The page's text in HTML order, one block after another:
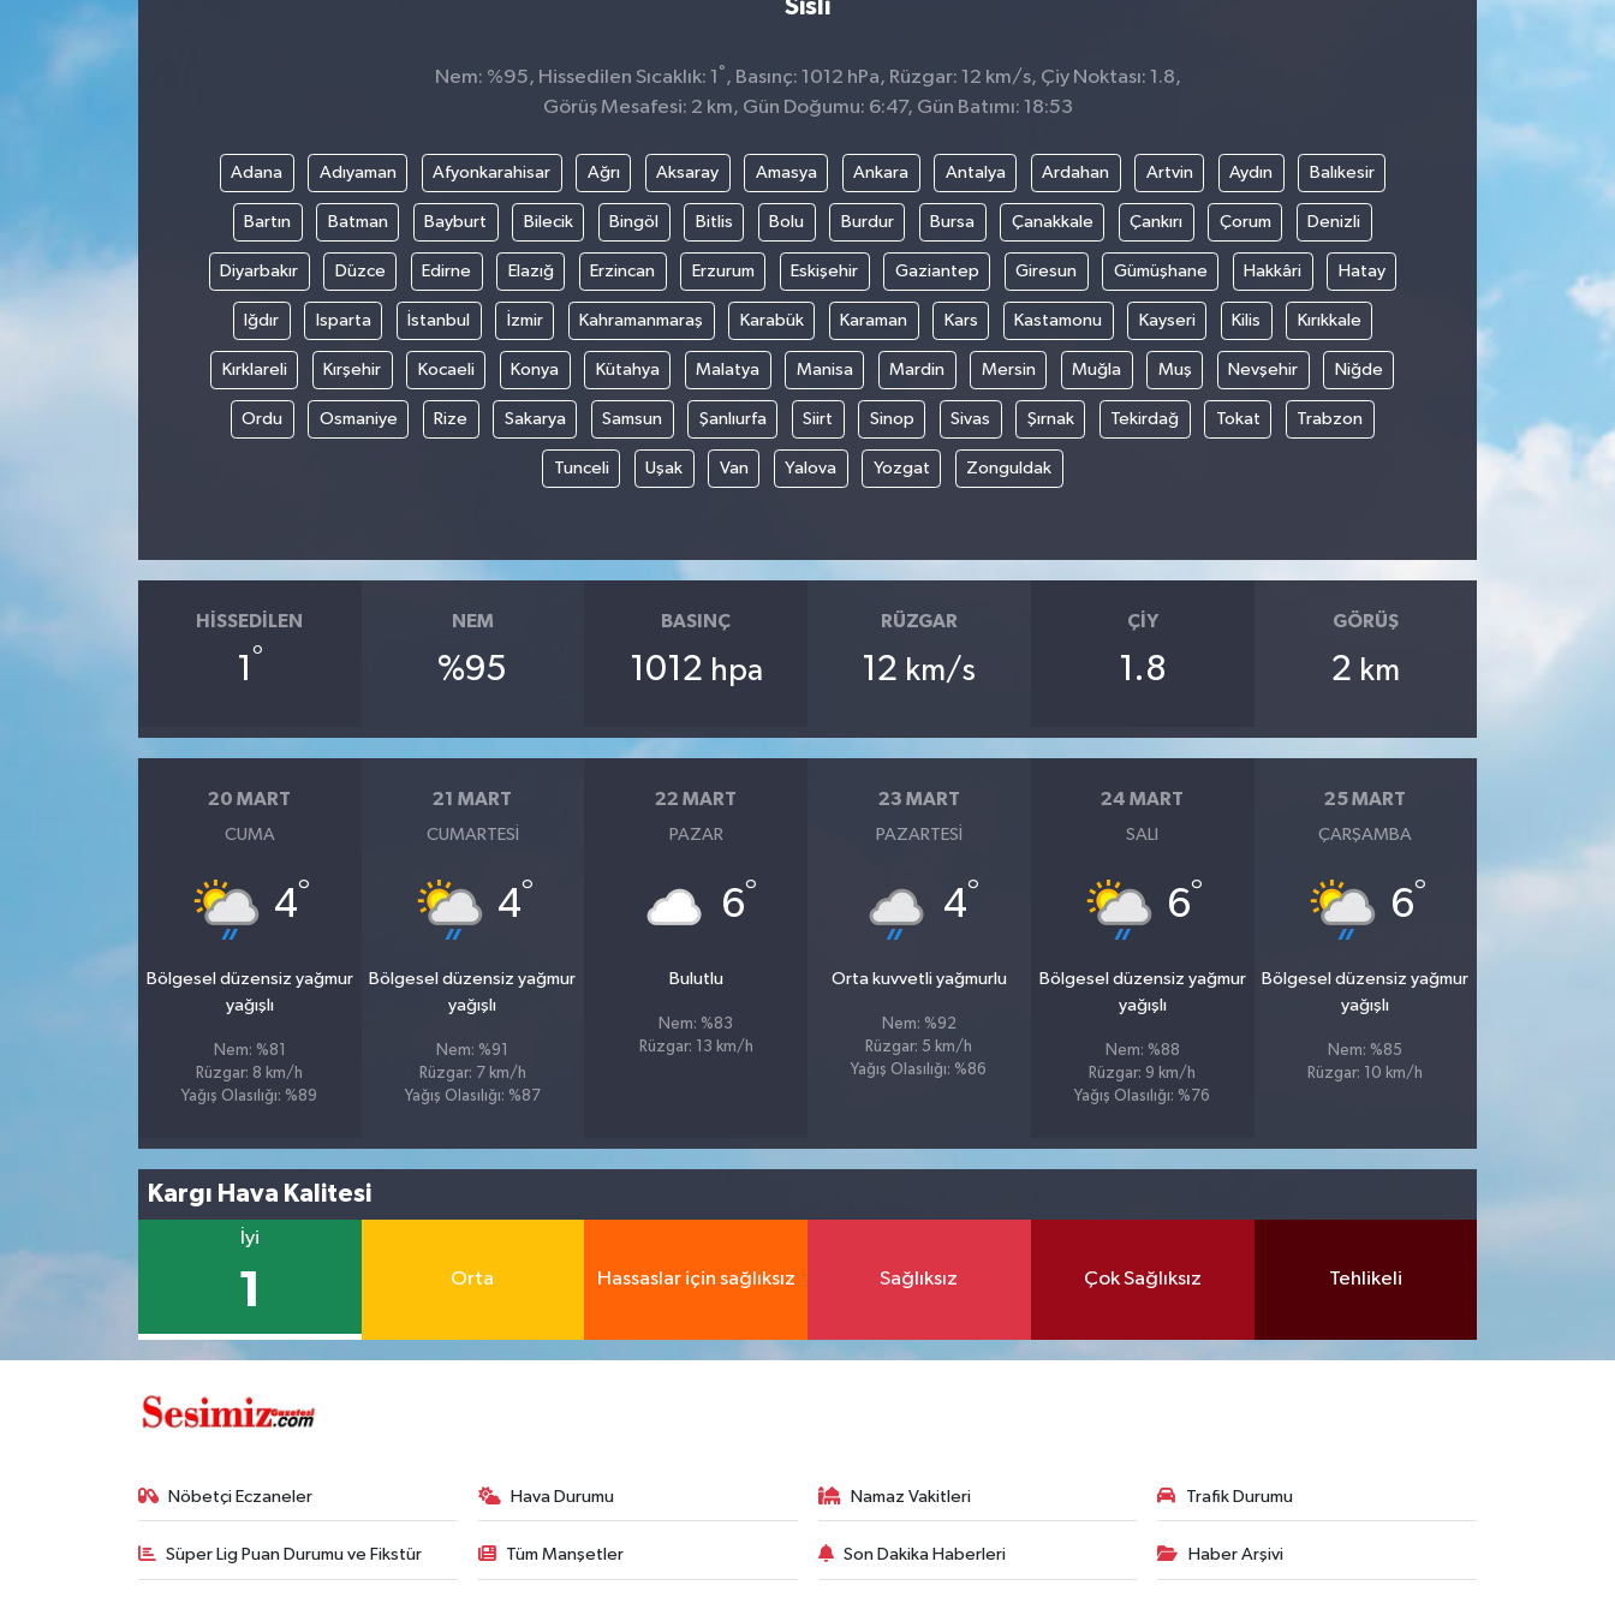
Sisli
Nem: %95, Hissedilen Sıcaklık: 1 ° , Basınç: 1012 hPa, Rüzgar: 12 km/s, Çiy Noktası: 1.8,
Görüş Mesafesi: 2 km, Gün Doğumu: 6:47, Gün Batımı: 18:53
Adana Adıyaman Afyonkarahisar Ağrı Aksaray Amasya Ankara Antalya Ardahan Artvin Aydın Balıkesir
Bartın Batman Bayburt Bilecik Bingöl Bitlis Bolu Burdur Bursa Çanakkale Çankırı Çorum Denizli
Diyarbakır Düzce Edirne Elazığ Erzincan Erzurum Eskişehir Gaziantep Giresun Gümüşhane Hakkâri Hatay
Iğdır Isparta İstanbul İzmir Kahramanmaraş Karabük Karaman Kars Kastamonu Kayseri Kilis Kırıkkale
Kırklareli Kırşehir Kocaeli Konya Kütahya Malatya Manisa Mardin Mersin Muğla Muş Nevşehir Niğde
Ordu Osmaniye Rize Sakarya Samsun Şanlıurfa Siirt Sinop Sivas Şırnak Tekirdağ Tokat Trabzon
Tunceli Uşak Van Yalova Yozgat Zonguldak
HISSEDILEN
1 °
NEM
%95
BASINÇ
1012 hpa
RÜZGAR
12 km/s
ÇIY
1.8
GÖRÜŞ
2 km
20 MART
CUMA
4°
Bölgesel düzensiz yağmur
yağışlı
Nem: %81
Rüzgar: 8 km/h
Yağış Olasılığı: %89
21 MART
CUMARTESI
4°
Bölgesel düzensiz yağmur
yağışlı
Nem: %91
Rüzgar: 7 km/h
Yağış Olasılığı: %87
22 MART
PAZAR
6°
Bulutlu
Nem: %83
Rüzgar: 13 km/h
23 MART
PAZARTESI
4°
Orta kuvvetli yağmurlu
Nem: %92
Rüzgar: 5 km/h
Yağış Olasılığı: %86
24 MART
SALI
6°
Bölgesel düzensiz yağmur
yağışlı
Nem: %88
Rüzgar: 9 km/h
Yağış Olasılığı: %76
25 MART
ÇARŞAMBA
6°
Bölgesel düzensiz yağmur
yağışlı
Nem: %85
Rüzgar: 10 km/h
Kargı Hava Kalitesi
İyi
1 Orta Hassaslar için sağlıksız Sağlıksız Çok Sağlıksız Tehlikeli
Nöbetçi Eczaneler Hava Durumu Namaz Vakitleri Trafik Durumu
Süper Lig Puan Durumu ve Fikstür Tüm Manşetler Son Dakika Haberleri Haber Arşivi